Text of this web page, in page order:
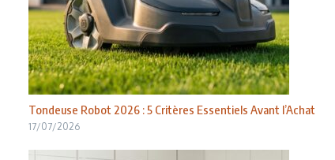
Tondeuse Robot 2026 : 5 Critères Essentiels Avant l’Achat
17/07/2026